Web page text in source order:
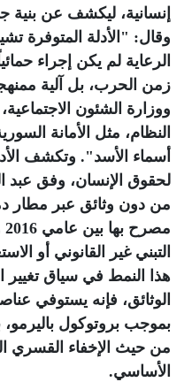
إنسانية، ليكشف عن
وقال: "الأدلة المتوفرة
الرعاية لم يكن إجراء
زمن الحرب، بل آلية
ووزارة الشئون
النظام، مثل الأمانة
أسماء الأسد". وتكشف
لحقوق الإنسان، وفق عبد
من دون وثائق عبر مطار
التبني غير القانوني أو
هذا النمط في سياق تغيير
الوثائق، فإنه يستوفي
بموجب بروتوكول باليرمو،
من حيث الإخفاء القسري
الأساسي.